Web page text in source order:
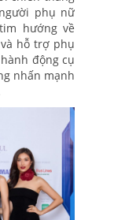
phụ nữ
hướng về
hỗ trợ phụ
động cụ
nhấn mạnh